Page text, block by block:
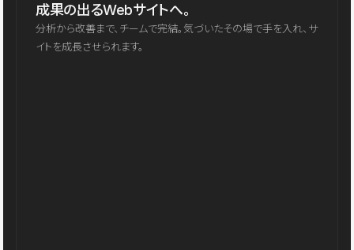
成果の出るWebサイトへ。
分析から改善まで、チームで完結。気づいたその場で手を入れ、サ
イトを成長させられます。